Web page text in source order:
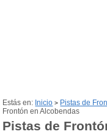
Estás en: Inicio > Pistas de
Frontón en Alcobendas
Pistas de